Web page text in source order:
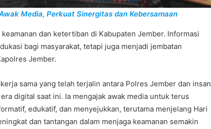
Media, Perkuat Sinergitas dan Kebersamaan
dan ketertiban di Kabupaten Jember. Informasi
bagi masyarakat, tetapi juga menjadi jembatan
Jember.
sama yang telah terjalin antara Polres Jember dan insan
digital saat ini. Ia mengajak awak media untuk terus
edukatif, dan menyejukkan, terutama menjelang Hari
dan tantangan dalam menjaga keamanan semakin